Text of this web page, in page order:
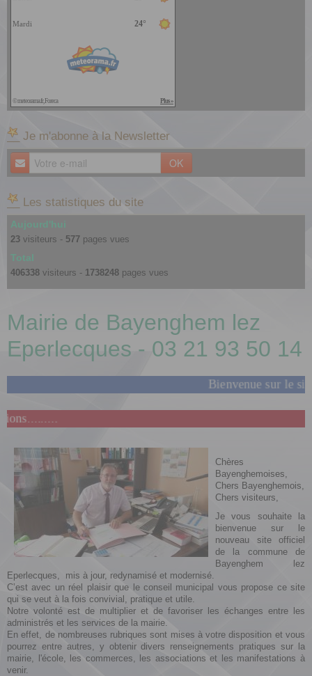
__ Je m'abonne à la Newsletter
OK
__ Les statistiques du site
Aujourd'hui
23 visiteurs - 577 pages vues
Total
406338 visiteurs - 1738248 pages vues
Mairie de Bayenghem lez
Eperlecques - 03 21 93 50 14
Bienvenue sur le site
Chères
Bayenghemoises,
Chers Bayenghemois,
Chers visiteurs,
Je vous souhaite la
bienvenue sur le
nouveau site officiel
de la commune de
Bayenghem lez
Eperlecques, mis à jour, redynamisé et modernisé.
C’est avec un réel plaisir que le conseil municipal vous propose ce site
qui se veut à la fois convivial, pratique et utile.
Notre volonté est de multiplier et de favoriser les échanges entre les
administrés et les services de la mairie.
En effet, de nombreuses rubriques sont mises à votre disposition et vous
pourrez entre autres, y obtenir divers renseignements pratiques sur la
mairie, l'école, les commerces, les associations et les manifestations à
venir.